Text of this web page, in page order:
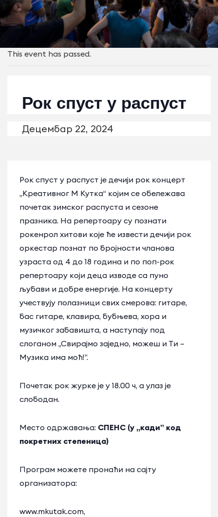
This event has passed.
Рок спуст у распуст
Децембар 22, 2024
Рок спуст у распуст је дечији рок концерт
„Креативног М Кутка“ којим се обележава
почетак зимског распуста и сезоне
празника. На репертоару су познати
рокенрол хитови које ће извести дечији рок
оркестар познат по бројности чланова
узраста од 4 до 18 година и по поп-рок
репертоару који деца изводе са пуно
љубави и добре енергије. На концерту
учествују полазници свих смерова: гитаре,
бас гитаре, клавира, бубњева, хора и
музичког забавишта, а наступају под
слоганом „Свирајмо заједно, можеш и Ти –
Музика има моћ!”.
Почетак рок журке је у 18.00 ч, а улаз је
слободан.
Место одржавања: СПЕНС (у „кади” код
покретних степеница)
Програм можете пронаћи на сајту
организатора:
www.mkutak.com,